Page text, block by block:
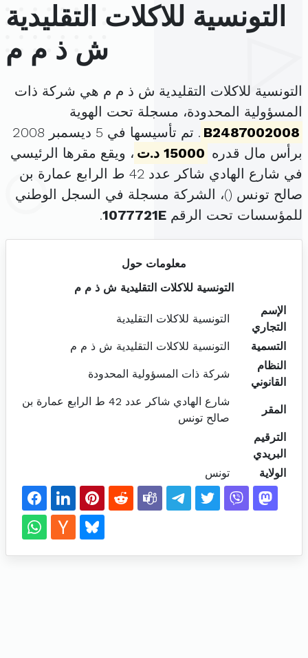
التونسية للاكلات التقليدية
ش ذ م م
التونسية للاكلات التقليدية ش ذ م م هي شركة ذات
المسؤولية المحدودة، مسجلة تحت الهوية
B2487002008
. تم تأسيسها في 5 ديسمبر 2008
برأس مال قدره 15000 د.ت
، ويقع مقرها الرئيسي
في شارع الهادي شاكر عدد 42 ط الرابع عمارة بن
صالح تونس ()، الشركة مسجلة في السجل الوطني
للمؤسسات تحت الرقم 1077721E
.
معلومات حول
التونسية للاكلات التقليدية ش ذ م م
الإسم
التجاري
التونسية للاكلات التقليدية
التسمية
التونسية للاكلات التقليدية ش ذ م م
النظام
القانوني
شركة ذات المسؤولية المحدودة
المقر
شارع الهادي شاكر عدد 42 ط الرابع عمارة بن
صالح تونس
الترقيم
البريدي
الولاية
تونس